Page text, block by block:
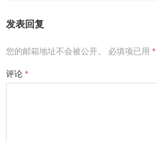
发表回复
您的邮箱地址不会被公开。 必填项已用 *
评论 *